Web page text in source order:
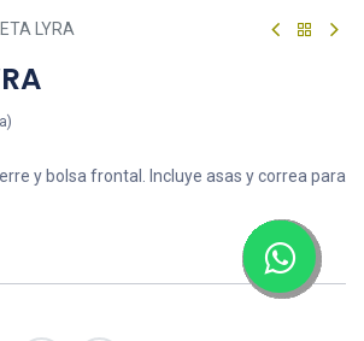
LYRA
y bolsa frontal. Incluye asas y correa para